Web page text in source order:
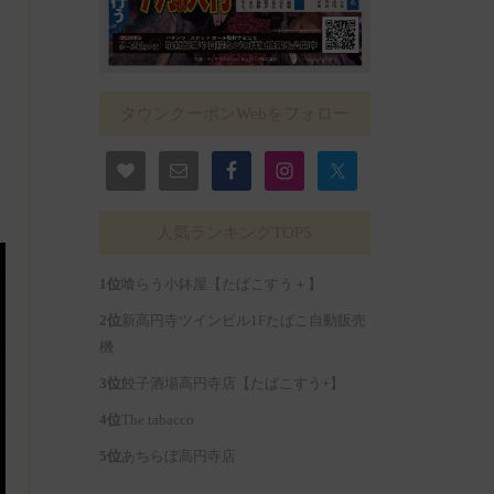
喰らう小鉢屋【たばこすう＋】
新高円寺ツインビル1Fたばこ自動販売
機
餃子酒場高円寺店【たばこすう+】
The tabacco
あちらぼ高円寺店